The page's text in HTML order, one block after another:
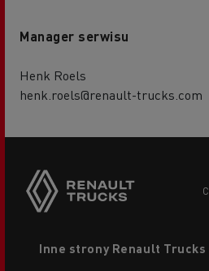
Manager serwisu
Henk Roels
henk.roels@renault-trucks.com
menu
Inne strony Renault Trucks